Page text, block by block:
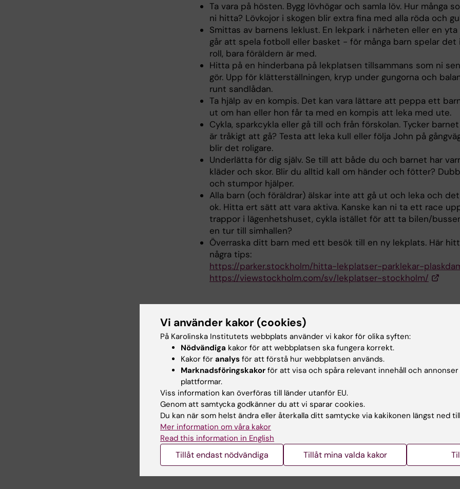
Ta vara på hösten. Bygg lövhögar och samla löv. Hur många
ni hitta? Lövkojor i skogen blir extra fina med alla röda och
Smittas av barnens leklust. En lekpark i närheten eller en
går att spela fotboll eller basket - för många barn spelar det
roll, bara föräldern är med.
Hitta på en hinderbana på lekplatsen tillsammans som ni
gör. Upp för klätterställningen, kryp under gungorna och
runt sandlådan.
Ta hjälp av en kompis. Det kan vara lättare att peppa ett
ut om han eller hon får ta med en kompis att leka med ute.
Cykla, sparkcykla eller gå till och från förskolan. Tycker
är tråkigt att gå? Testa att leka kull eller följa John på
blir det roligare.
Underlätta för dig själv. Se till att både du och barnet har
kläder och skor. Blir du alltid kall om händer och fötter?
och stumpor hjälper.
Alla barn (och föräldrar) älskar inte att gå ut och leka och
ok. Hitta ert sätt att vara aktiva. Kanske kan ni ta ett race
trappor i lägenhetshuset, cykla istället för att ta bilen/
en tur till simhallen?
Överraska ditt barn med ett besök till en ny lekplats. Här
några tips:
https://parker.stockholm/hitta-lekplatser-parklekar-
https://viewstockholm.com/sv/lekplatser-stockholm/
Varför vara ute?
För att göra något roligt tillsammans
Utomhus kan det bara lättare att vara närvarande med varandra,
skärmar och sysslor som distraherar
För att det är lättare att röra på hela kroppen
utomhus
Inga väggar och tak eller ljudkänsliga grannar som begränsar
För att bli piggare av dagsljuset och frisk luft
Vi använder kakor (cookies)
På Karolinska Institutets webbplats använder vi kakor för olika syften:
Nödvändiga kakor för att webbplatsen ska fungera korrekt.
Kakor för analys för att förstå hur webbplatsen används.
Marknadsföringskakor för att visa och spåra relevant innehåll och
plattformar.
Viss information kan överföras till länder utanför EU.
Genom att samtycka godkänner du att vi sparar cookies.
Du kan när som helst ändra eller återkalla ditt samtycke via kakikonen längst ned
Mer information om våra kakor
Read this information in English
Tillåt endast nödvändiga Tillåt mina valda kakor